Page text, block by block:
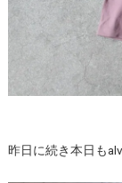
昨日に続き本日も